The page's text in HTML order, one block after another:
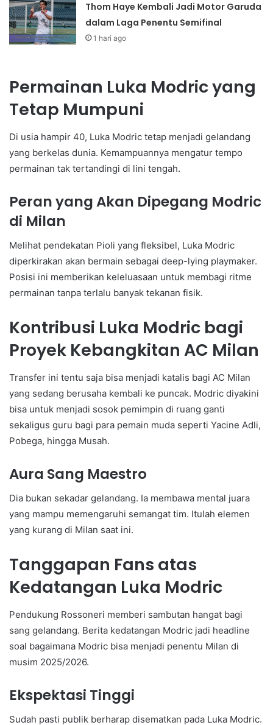
Thom Haye Kembali Jadi Motor Garuda
dalam Laga Penentu Semifinal
1 hari ago
Permainan Luka Modric yang
Tetap Mumpuni
Di usia hampir 40, Luka Modric tetap menjadi gelandang
yang berkelas dunia. Kemampuannya mengatur tempo
permainan tak tertandingi di lini tengah.
Peran yang Akan Dipegang Modric
di Milan
Melihat pendekatan Pioli yang fleksibel, Luka Modric
diperkirakan akan bermain sebagai deep-lying playmaker.
Posisi ini memberikan keleluasaan untuk membagi ritme
permainan tanpa terlalu banyak tekanan fisik.
Kontribusi Luka Modric bagi
Proyek Kebangkitan AC Milan
Transfer ini tentu saja bisa menjadi katalis bagi AC Milan
yang sedang berusaha kembali ke puncak. Modric diyakini
bisa untuk menjadi sosok pemimpin di ruang ganti
sekaligus guru bagi para pemain muda seperti Yacine Adli,
Pobega, hingga Musah.
Aura Sang Maestro
Dia bukan sekadar gelandang. Ia membawa mental juara
yang mampu memengaruhi semangat tim. Itulah elemen
yang kurang di Milan saat ini.
Tanggapan Fans atas
Kedatangan Luka Modric
Pendukung Rossoneri memberi sambutan hangat bagi
sang gelandang. Berita kedatangan Modric jadi headline
soal bagaimana Modric bisa menjadi penentu Milan di
musim 2025/2026.
Ekspektasi Tinggi
Sudah pasti publik berharap disematkan pada Luka Modric.